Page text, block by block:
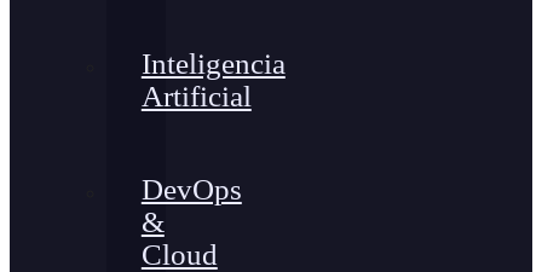
Inteligencia
Artificial
DevOps
&
Cloud